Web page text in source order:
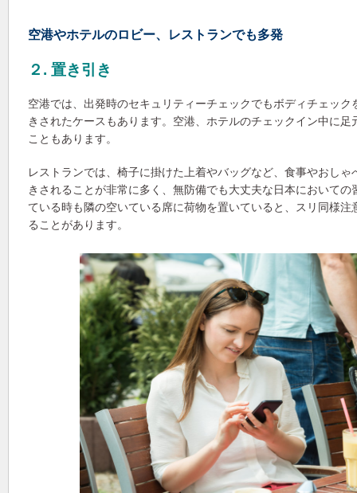
空港やホテルのロビー、レストランでも多発
２. 置き引き
空港では、出発時のセキュリティーチェックでもボディチェッ
きされたケースもあります。空港、ホテルのチェックイン中に
こともあります。
レストランでは、椅子に掛けた上着やバッグなど、食事やおし
きされることが非常に多く、無防備でも大丈夫な日本において
ている時も隣の空いている席に荷物を置いていると、スリ同様
ることがあります。